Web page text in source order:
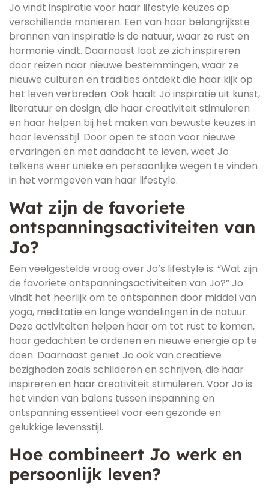
Jo vindt inspiratie voor haar lifestyle keuzes op
verschillende manieren. Een van haar belangrijkste
bronnen van inspiratie is de natuur, waar ze rust en
harmonie vindt. Daarnaast laat ze zich inspireren
door reizen naar nieuwe bestemmingen, waar ze
nieuwe culturen en tradities ontdekt die haar kijk op
het leven verbreden. Ook haalt Jo inspiratie uit kunst,
literatuur en design, die haar creativiteit stimuleren
en haar helpen bij het maken van bewuste keuzes in
haar levensstijl. Door open te staan voor nieuwe
ervaringen en met aandacht te leven, weet Jo
telkens weer unieke en persoonlijke wegen te vinden
in het vormgeven van haar lifestyle.
Wat zijn de favoriete
ontspanningsactiviteiten van
Jo?
Een veelgestelde vraag over Jo’s lifestyle is: “Wat zijn
de favoriete ontspanningsactiviteiten van Jo?” Jo
vindt het heerlijk om te ontspannen door middel van
yoga, meditatie en lange wandelingen in de natuur.
Deze activiteiten helpen haar om tot rust te komen,
haar gedachten te ordenen en nieuwe energie op te
doen. Daarnaast geniet Jo ook van creatieve
bezigheden zoals schilderen en schrijven, die haar
inspireren en haar creativiteit stimuleren. Voor Jo is
het vinden van balans tussen inspanning en
ontspanning essentieel voor een gezonde en
gelukkige levensstijl.
Hoe combineert Jo werk en
persoonlijk leven?